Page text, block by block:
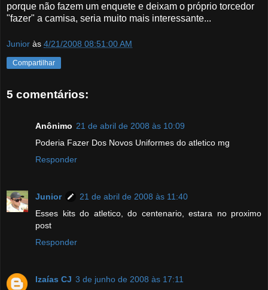
porque não fazem um enquete e deixam o próprio torcedor
"fazer" a camisa, seria muito mais interessante...
Junior às 4/21/2008 08:51:00 AM
Compartilhar
5 comentários:
Anônimo 21 de abril de 2008 às 10:09
Poderia Fazer Dos Novos Uniformes do atletico mg
Responder
Junior
21 de abril de 2008 às 11:40
Esses kits do atletico, do centenario, estara no proximo
post
Responder
Izaías CJ 3 de junho de 2008 às 17:11